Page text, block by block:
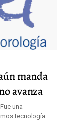
manda
avanza
una
tecnología…